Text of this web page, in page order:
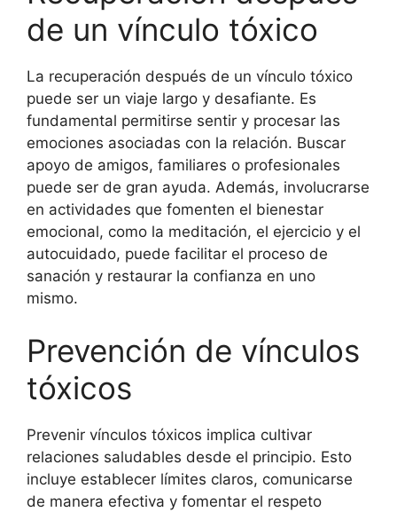
de un vínculo tóxico
La recuperación después de un vínculo tóxico
puede ser un viaje largo y desafiante. Es
fundamental permitirse sentir y procesar las
emociones asociadas con la relación. Buscar
apoyo de amigos, familiares o profesionales
puede ser de gran ayuda. Además, involucrarse
en actividades que fomenten el bienestar
emocional, como la meditación, el ejercicio y el
autocuidado, puede facilitar el proceso de
sanación y restaurar la confianza en uno
mismo.
Prevención de vínculos
tóxicos
Prevenir vínculos tóxicos implica cultivar
relaciones saludables desde el principio. Esto
incluye establecer límites claros, comunicarse
de manera efectiva y fomentar el respeto